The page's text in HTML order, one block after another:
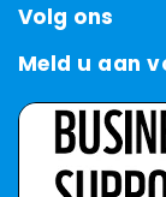
Volg ons
Meld u aan